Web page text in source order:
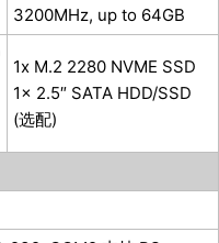
3200MHz, up to 64GB
1x M.2 2280 NVME SSD
1x 2.5″ SATA HDD/SSD
(选配)